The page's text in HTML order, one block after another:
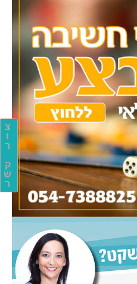
צ
ו
ר
ק
ש
ר